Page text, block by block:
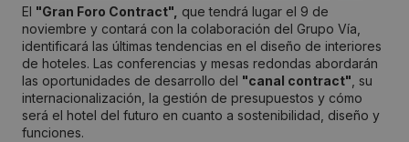
El "Gran Foro Contract", que tendrá lugar el 9 de
noviembre y contará con la colaboración del Grupo Vía,
identificará las últimas tendencias en el diseño de interiores
de hoteles. Las conferencias y mesas redondas abordarán
las oportunidades de desarrollo del "canal contract" , su
internacionalización, la gestión de presupuestos y cómo
será el hotel del futuro en cuanto a sostenibilidad, diseño y
funciones.